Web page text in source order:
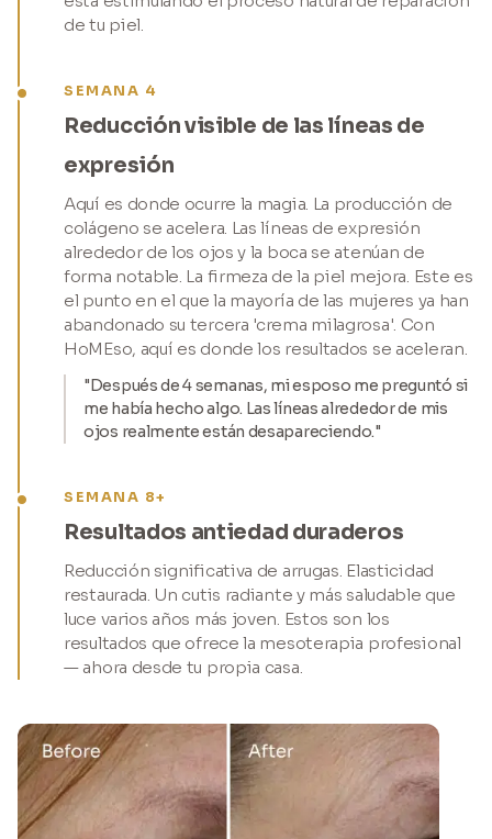
de tu piel.
SEMANA 4
Reducción visible de las líneas de
expresión
Aquí es donde ocurre la magia. La producción de
colágeno se acelera. Las líneas de expresión
alrededor de los ojos y la boca se atenúan de
forma notable. La firmeza de la piel mejora. Este es
el punto en el que la mayoría de las mujeres ya han
abandonado su tercera 'crema milagrosa'. Con
HoMEso, aquí es donde los resultados se aceleran.
"Después de 4 semanas, mi esposo me preguntó si
me había hecho algo. Las líneas alrededor de mis
ojos realmente están desapareciendo."
SEMANA 8+
Resultados antiedad duraderos
Reducción significativa de arrugas. Elasticidad
restaurada. Un cutis radiante y más saludable que
luce varios años más joven. Estos son los
resultados que ofrece la mesoterapia profesional
— ahora desde tu propia casa.